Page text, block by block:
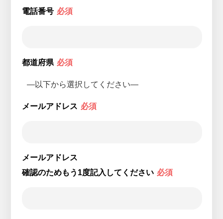
電話番号 必須
都道府県 必須
メールアドレス 必須
メールアドレス
確認のためもう1度記入してください 必須